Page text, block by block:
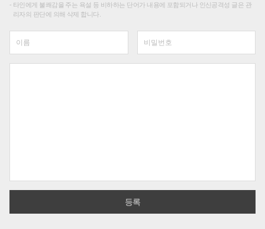
타인에게 불쾌감을 주는 욕설 등 비하하는 단어가 내용에 포함되거나 인신공격성 글은 관
리자의 판단에 의해 삭제 합니다.